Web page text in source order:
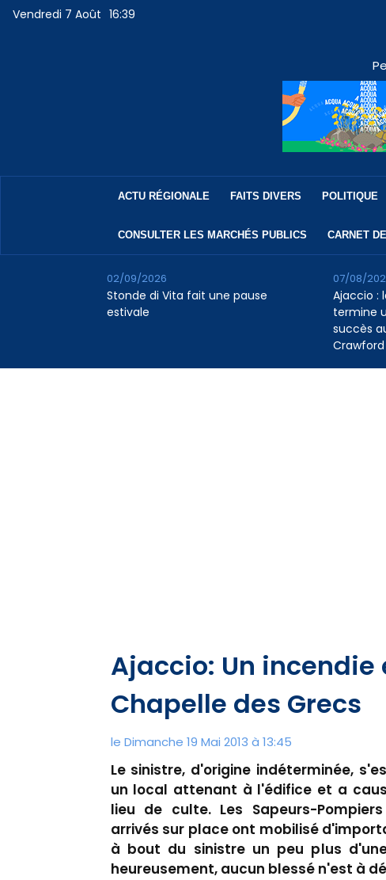
Vendredi 7 Août 16:39
ACTU RÉGIONALE FAITS DIVERS POLITIQUE
CONSULTER LES MARCHÉS PUBLICS CARNET
Stonde di Vita fait une pause
estivale
02/09/2026
Ajaccio :
termine
succès
Crawford
07/08/
Ajaccio: Un
Chapelle des Grecs
le Dimanche 19 Mai 2013 à 13:45
Le sinistre, d'origine indéterminée,
un local attenant à l'édifice et a
lieu de culte. Les Sapeurs-
arrivés sur place ont mobilisé
à bout du sinistre un peu plus
heureusement, aucun blessé n'est à